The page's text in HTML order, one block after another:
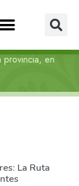
en
La Ruta